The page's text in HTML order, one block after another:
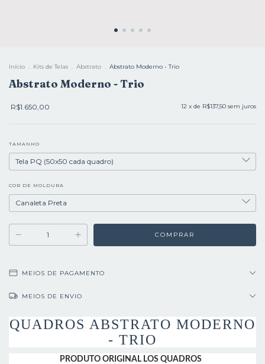
Início . Kits de Telas . Abstrato . Abstrato Moderno - Trio
Abstrato Moderno - Trio
R$1.650,00 12 x de R$137,50 sem juros
TAMANHO
COR DE MOLDURA
MEIOS DE PAGAMENTO
MEIOS DE ENVIO
QUADROS ABSTRATO MODERNO
- TRIO
PRODUTO ORIGINAL LOS QUADROS